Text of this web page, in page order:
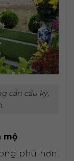
cần cầu kỳ,
mộ
phú hơn,